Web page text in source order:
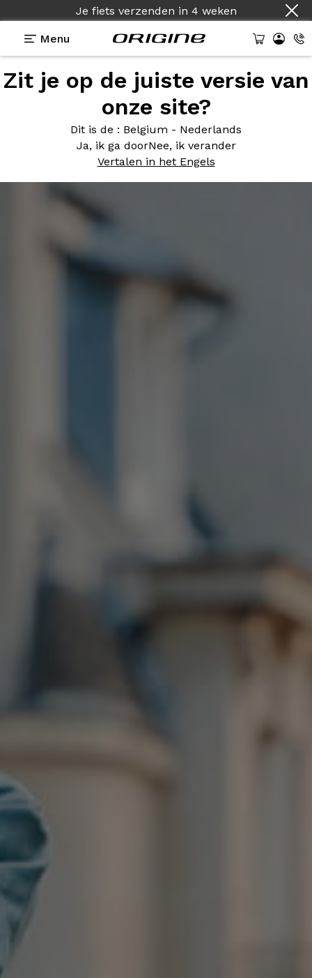
Je fiets verzenden in 4 weken
Menu
Zit je op de juiste versie van
onze site?
Dit is de : Belgium - Nederlands
Ja, ik ga doorNee, ik verander
Vertalen in het Engels